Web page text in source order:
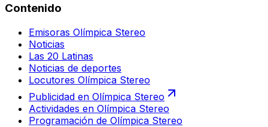
Contenido
Emisoras Olímpica Stereo
Noticias
Las 20 Latinas
Noticias de deportes
Locutores Olímpica Stereo
Publicidad en Olímpica Stereo
Actividades en Olímpica Stereo
Programación de Olímpica Stereo